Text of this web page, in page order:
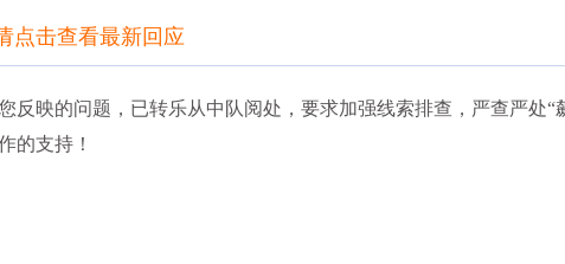
点击查看最新回应
反映的问题，已转乐从中队阅处，要求加强线索排查，严查严处
的支持！